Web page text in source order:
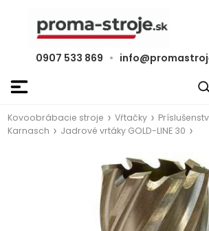
0907 533 869 •
Kovoobrábacie stroje Vŕtačky
Karnasch
Jadrové vrtáky GOLD-LINE 30